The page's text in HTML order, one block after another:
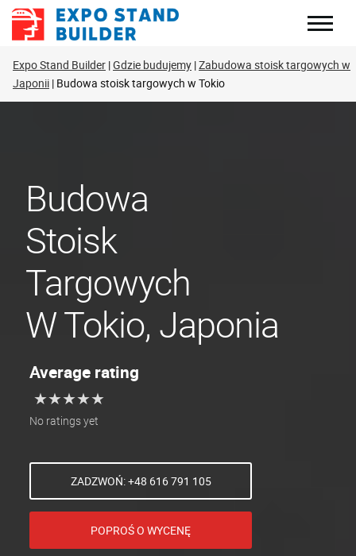
Skip
Expo Stand Builder Gdzie budujemy Zabudowa stoisk targowych w
Japonii Budowa stoisk targowych w Tokio
Budowa
Stoisk
Targowych
W Tokio, Japonia
Average rating
★★★★★
★★★★★
No ratings yet
ZADZWOŃ: +48 616 791 105
POPROŚ O WYCENĘ